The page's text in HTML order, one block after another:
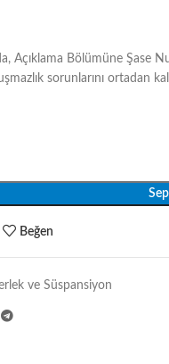
Açıklama Bölümüne Şase
sorunlarını ortadan
Beğen
ve Süspansiyon